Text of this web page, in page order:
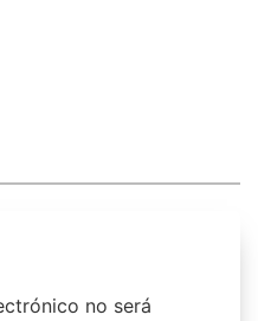
no será